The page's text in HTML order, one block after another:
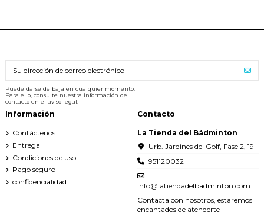
Puede darse de baja en cualquier momento.
Para ello, consulte nuestra información de
contacto en el aviso legal.
Información
Contáctenos
Entrega
Condiciones de uso
Pago seguro
confidencialidad
Contacto
La Tienda del Bádminton
Urb. Jardines del Golf, Fase 2, 19
951120032
info@latiendadelbadminton.com
Contacta con nosotros, estaremos
encantados de atenderte